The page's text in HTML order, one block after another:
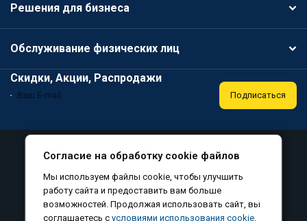
Решения для бизнеса
Обслуживание физических лиц
Скидки, Акции, Распродажи
Подписаться
Специальная оценка условий трудаПубличная оферта
Политика конфиденциальности
Соглашение на обработку персональных данных
Согласие на обработку файлов cookie
Согласие на обработку cookie файлов
Мы используем файлы cookie, чтобы улучшить
работу сайта и предоставить вам больше
возможностей. Продолжая использовать сайт, вы
соглашаетесь с условиями использования cookie.